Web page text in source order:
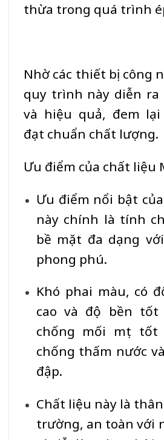
thừa trong quá trình
Nhờ các thiết bị công
quy trình này diễn ra
và hiệu quả, đem
đạt chuẩn chất lượng.
Ưu điểm của chất liệu
Ưu điểm nổi bật
này chính là tính
bề mặt đa dạng
phong phú.
Khó phai màu, có
cao và độ bền
chống mối mọt
chống thấm nước
đập.
Chất liệu này là
trường, an toàn với